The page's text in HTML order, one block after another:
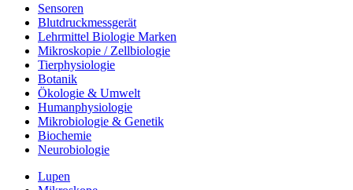
Sensoren
Blutdruckmessgerät
Lehrmittel Biologie Marken
Mikroskopie / Zellbiologie
Tierphysiologie
Botanik
Ökologie & Umwelt
Humanphysiologie
Mikrobiologie & Genetik
Biochemie
Neurobiologie
Lupen